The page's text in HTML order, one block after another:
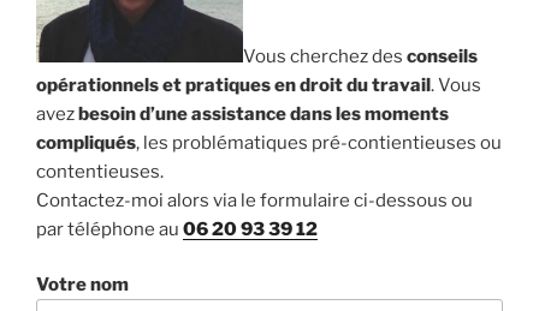
Vous cherchez des conseils
opérationnels et pratiques en droit du travail. Vous
avezbesoin d’une assistance dans les moments
compliqués, les problématiques pré-contientieuses ou
contentieuses.
Contactez-moi alors via le formulaire ci-dessous ou
par téléphone au 06 20 93 39 12
Votre nom